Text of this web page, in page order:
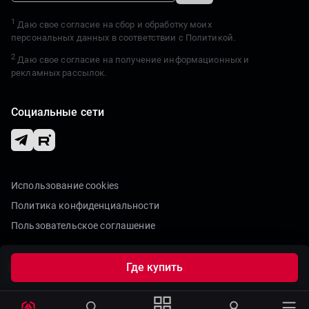
Где купить
1 Даю свое согласие на сбор и обработку моих
персональных данных в соответствии с Политикой.
2 Даю свое согласие на получение информационных и
рекламных рассылок.
Социальные сети
Использование cookies
Политика конфиденциальности
Пользовательское соглашение
2020-2026 Гравитон. Все права защищены.